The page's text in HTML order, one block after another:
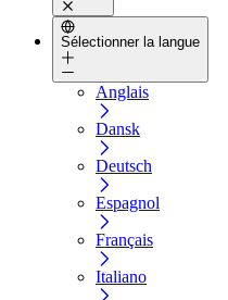
Sélectionner la langue
Anglais
Dansk
Deutsch
Espagnol
Français
Italiano